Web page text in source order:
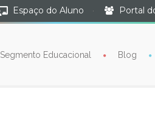
Espaço do Aluno · Portal
Segmento Educacional Blog